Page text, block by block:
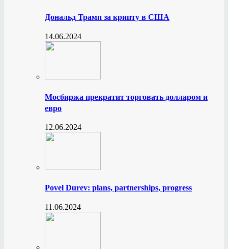
Дональд Трамп за крипту в США
14.06.2024
Мосбиржа прекратит торговать долларом и
евро
12.06.2024
Povel Durev: plans, partnerships, progress
11.06.2024